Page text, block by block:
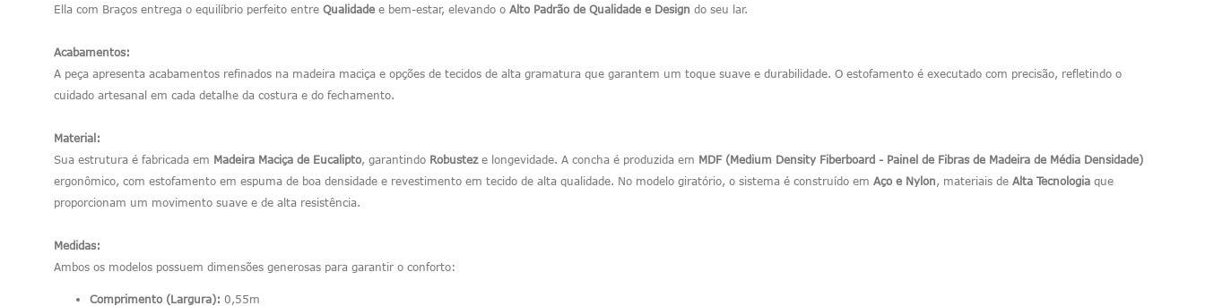
Ella com Braços entrega o equilíbrio perfeito entre Qualidade e bem-estar, elevando o Alto Padrão de Qualidade e Design do seu lar.
Acabamentos:
A peça apresenta acabamentos refinados na madeira maciça e opções de tecidos de alta gramatura que garantem um toque suave e durabilidade. O estofamento é executado com precisão, refletindo o
cuidado artesanal em cada detalhe da costura e do fechamento.
Material:
Sua estrutura é fabricada em Madeira Maciça de Eucalipto , garantindo Robusteze longevidade. A concha é produzida em MDF (Medium Density Fiberboard - Painel de Fibras de Madeira de Média Densidade)
ergonômico, com estofamento em espuma de boa densidade e revestimento em tecido de alta qualidade. No modelo giratório, o sistema é construído em Aço e Nylon , materiais de Alta Tecnologia que
proporcionam um movimento suave e de alta resistência.
Medidas:
Ambos os modelos possuem dimensões generosas para garantir o conforto:
Comprimento (Largura): 0,55m